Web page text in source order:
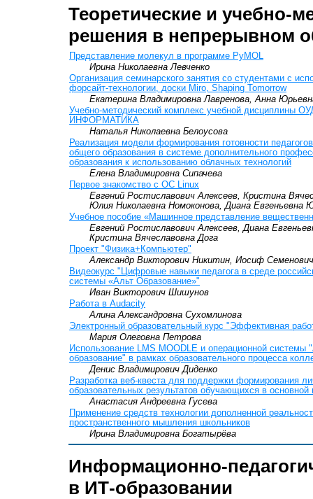
Теоретические и учебно-
решения в непрерывном
Представление молекул в программе PyMOL
Ирина Николаевна Левченко
Организация семинарского занятия со студентами с
форсайт-технологии, доски Miro, Shaping Tomorrow
Екатерина Владимировна Лавренова, Анна
Учебно-методический комплекс учебной дисциплины
ИНФОРМАТИКА
Наталья Николаевна Белоусова
Реализация модели формирования готовности
общего образования в системе дополнительного
образования к использованию облачных технологий
Елена Владимировна Сипачева
Первое знакомство с ОС Linux
Евгений Ростиславович Алексеев, Кристина
Юлия Николаевна Номоконова, Диана Евгеньевна
Учебное пособие «Машинное представление
Евгений Ростиславович Алексеев, Диана
Кристина Вячеславовна Дога
Проект "Физика+Компьютер"
Александр Викторович Никитин, Иосиф
Видеокурс "Цифровые навыки педагога в среде
системы «Альт Образование»"
Иван Викторович Шишунов
Работа в Audacity
Алина Александровна Сухомлинова
Электронный образовательный курс "Эффективная
Мария Олеговна Петрова
Использование LMS MOODLE и операционной системы
образование" в рамках образовательного процесса
Денис Владимирович Диденко
Разработка веб-квеста для поддержки формирования
образовательных результатов обучающихся в основной
Анастасия Андреевна Гусева
Применение средств технологии дополненной
пространственного мышления школьников
Ирина Владимировна Богатырёва
Информационно-
в ИТ-образовании